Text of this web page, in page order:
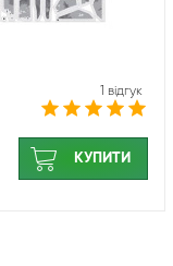
1 відгук
КУПИТИ